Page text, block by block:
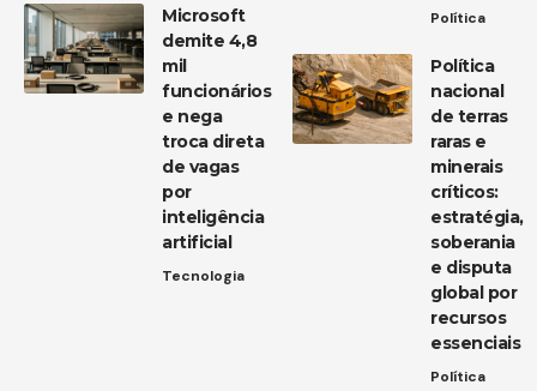
Microsoft
demite 4,8
mil
funcionários
e nega
troca direta
de vagas
por
inteligência
artificial
Tecnologia
Política
Política
nacional
de terras
raras e
minerais
críticos:
estratégia,
soberania
e disputa
global por
recursos
essenciais
Política